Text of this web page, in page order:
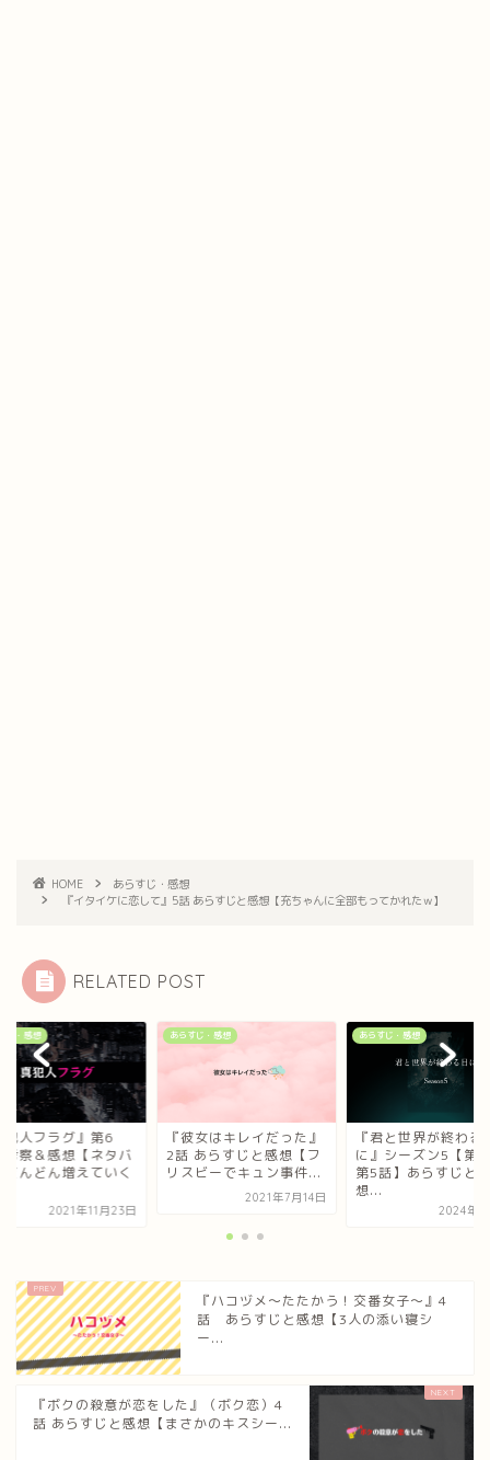
HOME
あらすじ・感想
『イタイケに恋して』5話 あらすじと感想【充ちゃんに全部もってかれたｗ】
RELATED POST
じ・感想
犯人フラグ』第6
察＆感想【ネタバ
どんどん増えていく
2021年11月23日
あらすじ・感想
『彼女はキレイだった』
2話 あらすじと感想【フ
リスビーでキュン事件...
2021年7月14日
あらすじ・感想
『君と世界が終わる
に』シーズン5【第1
第5話】あらすじと
想...
2024年3
『ハコヅメ～たたかう！交番女子～』4
話 あらすじと感想【3人の添い寝シ
ー...
『ボクの殺意が恋をした』（ボク恋）4
話 あらすじと感想【まさかのキスシー...